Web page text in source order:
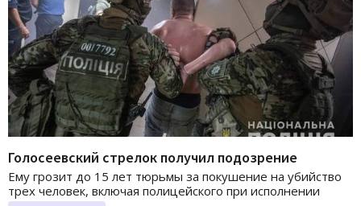
Голосеевский стрелок получил подозрение
Ему грозит до 15 лет тюрьмы за покушение на убийство
трех человек, включая полицейского при исполнении